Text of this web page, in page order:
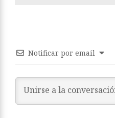
Notificar por email